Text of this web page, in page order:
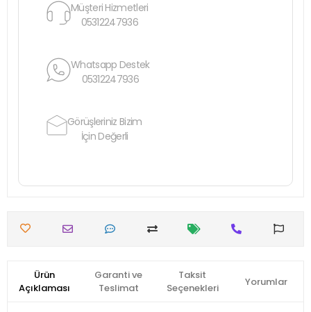
Müşteri Hizmetleri
05312247936
Whatsapp Destek
05312247936
Görüşleriniz Bizim
İçin Değerli
Ürün
Açıklaması
Garanti ve
Teslimat
Taksit
Seçenekleri
Yorumlar